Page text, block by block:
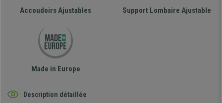
Accoudoirs Ajustables Support Lombaire Ajustable
Made in Europe
Description détaillée